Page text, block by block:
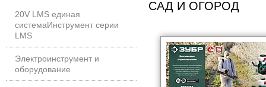
20V LMS единая
системаИнструмент серии
LMS
Электроинструмент и
оборудование
САД И ОГОРОД